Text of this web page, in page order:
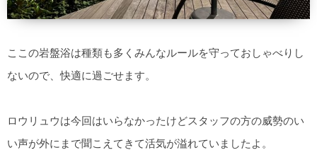
ここの岩盤浴は種類も多くみんなルールを守っておしゃべりし
ないので、快適に過ごせます。
ロウリュウは今回はいらなかったけどスタッフの方の威勢のい
い声が外にまで聞こえてきて活気が溢れていましたよ。